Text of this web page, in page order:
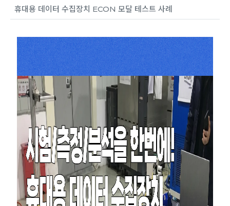
휴대용 데이터 수집장치 ECON 모달 테스트 사례